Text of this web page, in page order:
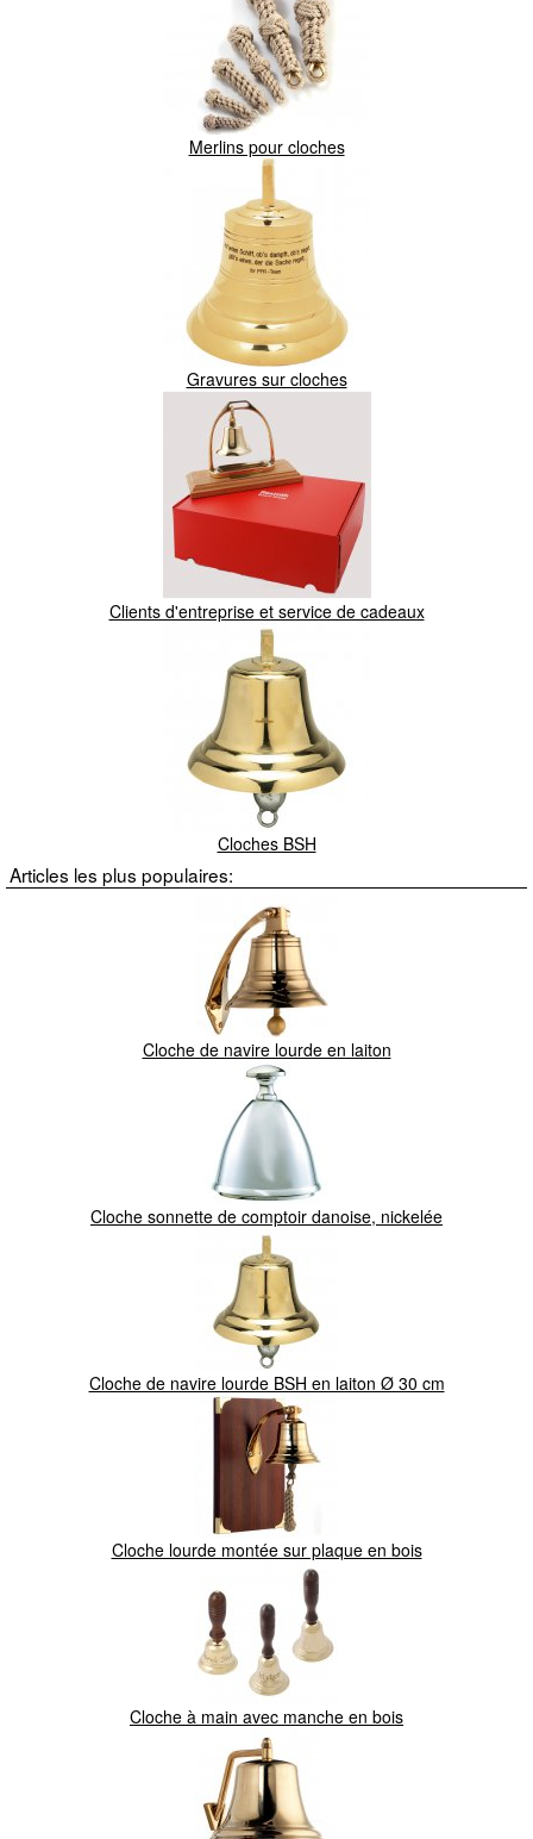
Merlins pour cloches
Gravures sur cloches
Clients d'entreprise et service de cadeaux
Cloches BSH
Articles les plus populaires:
Cloche de navire lourde en laiton
Cloche sonnette de comptoir danoise, nickelée
Cloche de navire lourde BSH en laiton Ø 30 cm
Cloche lourde montée sur plaque en bois
Cloche à main avec manche en bois